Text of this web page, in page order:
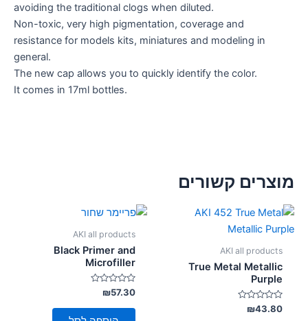
avoiding the traditional clogs when diluted.
Non-toxic, very high pigmentation, coverage and
resistance for models kits, miniatures and modeling in
general.
The new cap allows you to quickly identify the color.
It comes in 17ml bottles.
מוצרים קשורים
AKI all products
True Metal Metallic
Purple
דורג
0
₪43.80
AKI all products
Black Primer and
Microfiller
דורג
0
מתוך
₪57.30